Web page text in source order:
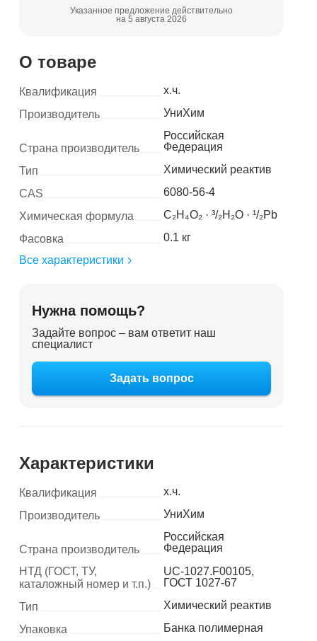
Указанное предложение действительно
на 5 августа 2026
О товаре
Квалификация
х.ч.
Производитель
УниХим
Страна производитель
Российская
Федерация
Тип
Химический реактив
CAS
6080-56-4
Химическая формула
C₂H₄O₂ · ³/₂H₂O · ¹/₂Pb
Фасовка
0.1 кг
Все характеристики
Нужна помощь?
Задайте вопрос – вам ответит наш
специалист
Задать вопрос
Характеристики
Квалификация
х.ч.
Производитель
УниХим
Страна производитель
Российская
Федерация
НТД (ГОСТ, ТУ,
каталожный номер и т.п.)
UC-1027.F00105,
ГОСТ 1027-67
Тип
Химический реактив
Упаковка
Банка полимерная